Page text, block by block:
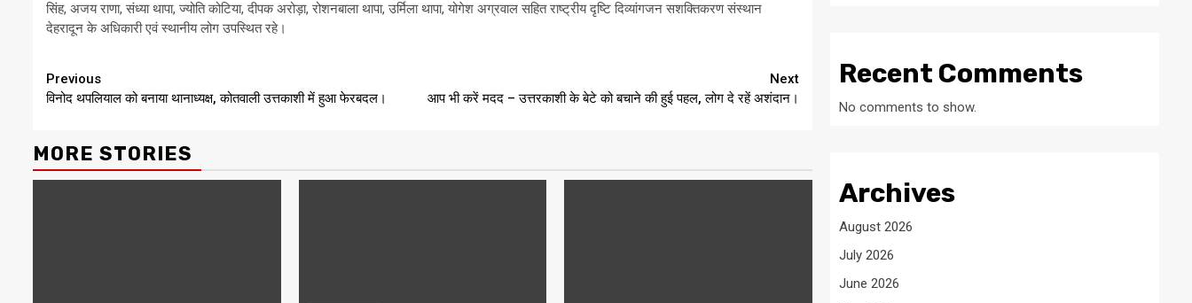
सिंह, अजय राणा, संध्या थापा, ज्योति कोटिया, दीपक अरोड़ा, रोशनबाला थापा, उर्मिला थापा, योगेश अग्रवाल सहित राष्ट्रीय दृष्टि दिव्यांगजन सशक्तिकरण संस्थान
देहरादून के अधिकारी एवं स्थानीय लोग उपस्थित रहे।
Continue
Reading
Previous
विनोद थपलियाल को बनाया थानाध्यक्ष, कोतवाली उत्तकाशी में हुआ फेरबदल।
Next
आप भी करें मदद – उत्तरकाशी के बेटे को बचाने की हुई पहल, लोग दे रहें अशंदान।
MORE STORIES
Recent Comments
No comments to show.
Archives
August 2026
July 2026
June 2026